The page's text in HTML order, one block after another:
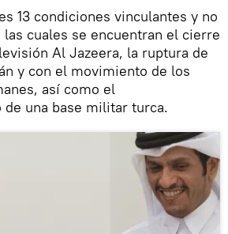
13 condiciones vinculantes y no
cuales se encuentran el cierre
Al Jazeera, la ruptura de
y con el movimiento de los
así como el
una base militar turca.